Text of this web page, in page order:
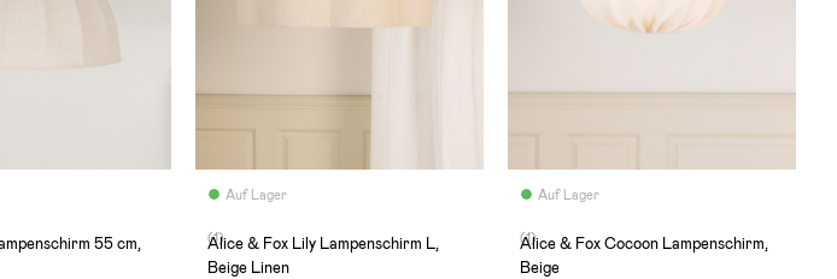
55 cm,
Auf Lager
(1)
Alice & Fox Lily Lampenschirm L,
Beige Linen
Auf Lager
(1)
Alice & Fox Cocoon Lampenschirm,
Beige